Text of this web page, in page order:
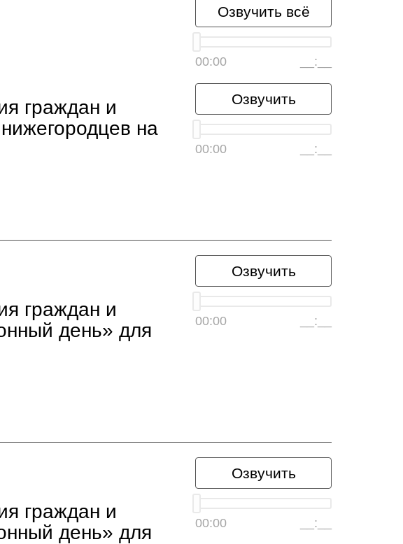
Озвучить всё
00:00 __:__
Озвучить
00:00 __:__
граждан и
на
Озвучить
00:00 __:__
граждан и
день» для
Озвучить
00:00 __:__
граждан и
день» для